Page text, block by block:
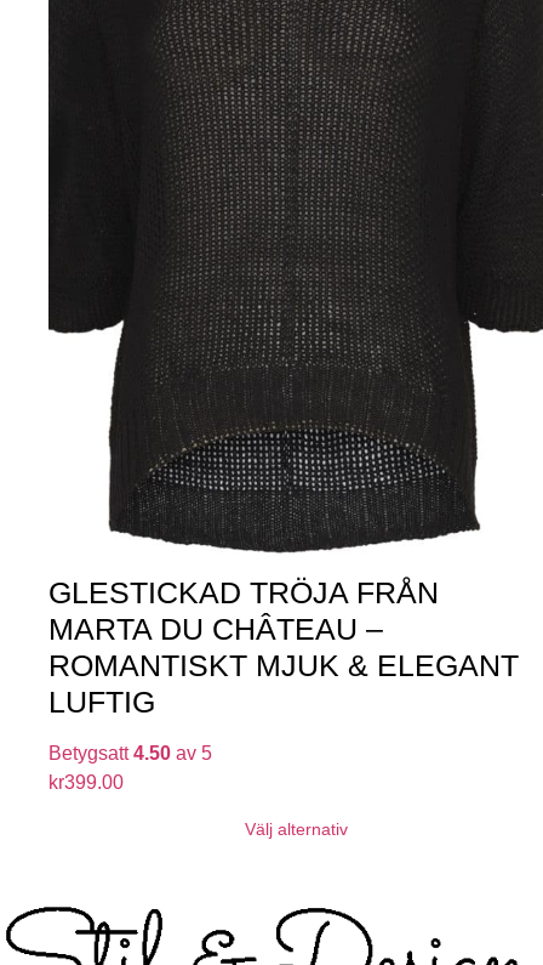
GLESTICKAD TRÖJA FRÅN
MARTA DU CHÂTEAU –
ROMANTISKT MJUK & ELEGANT
LUFTIG
Betygsatt4.50 av 5
kr399.00
Välj alternativ